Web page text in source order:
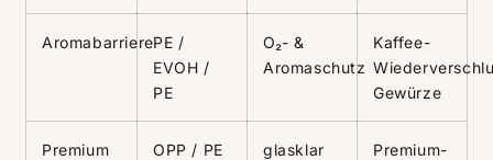
AromabarrierePE /
EVOH /
PE
O₂- &
Aromaschutz
Kaffee-
Gewürze
Premium
OPP / PE
glasklar
Premium-